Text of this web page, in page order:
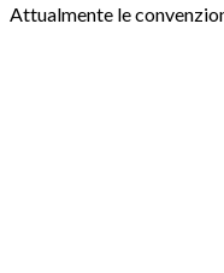
Attualmente le